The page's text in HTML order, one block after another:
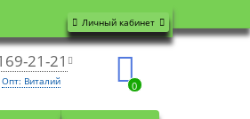
Личный кабинет
21-21
Опт: Виталий 0